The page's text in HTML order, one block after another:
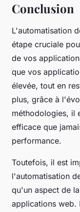
Conclusion
L'automatisation
étape cruciale
de vos
que vos
élevée, tout en
plus, grâce à
méthodologies, il
efficace que
performance.
Toutefois, il est
l'automatisation
qu'un aspect de
applications web.